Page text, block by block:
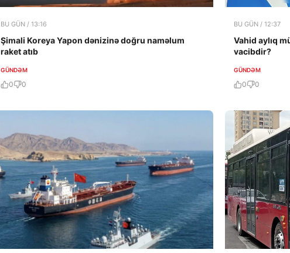
BU GÜN / 13:16
Şimali Koreya Yapon dənizinə doğru naməlum
raket atıb
GÜNDƏM
0 0
BU GÜN / 12:37
Vahid aylıq
vacibdir?
GÜNDƏM
0 0